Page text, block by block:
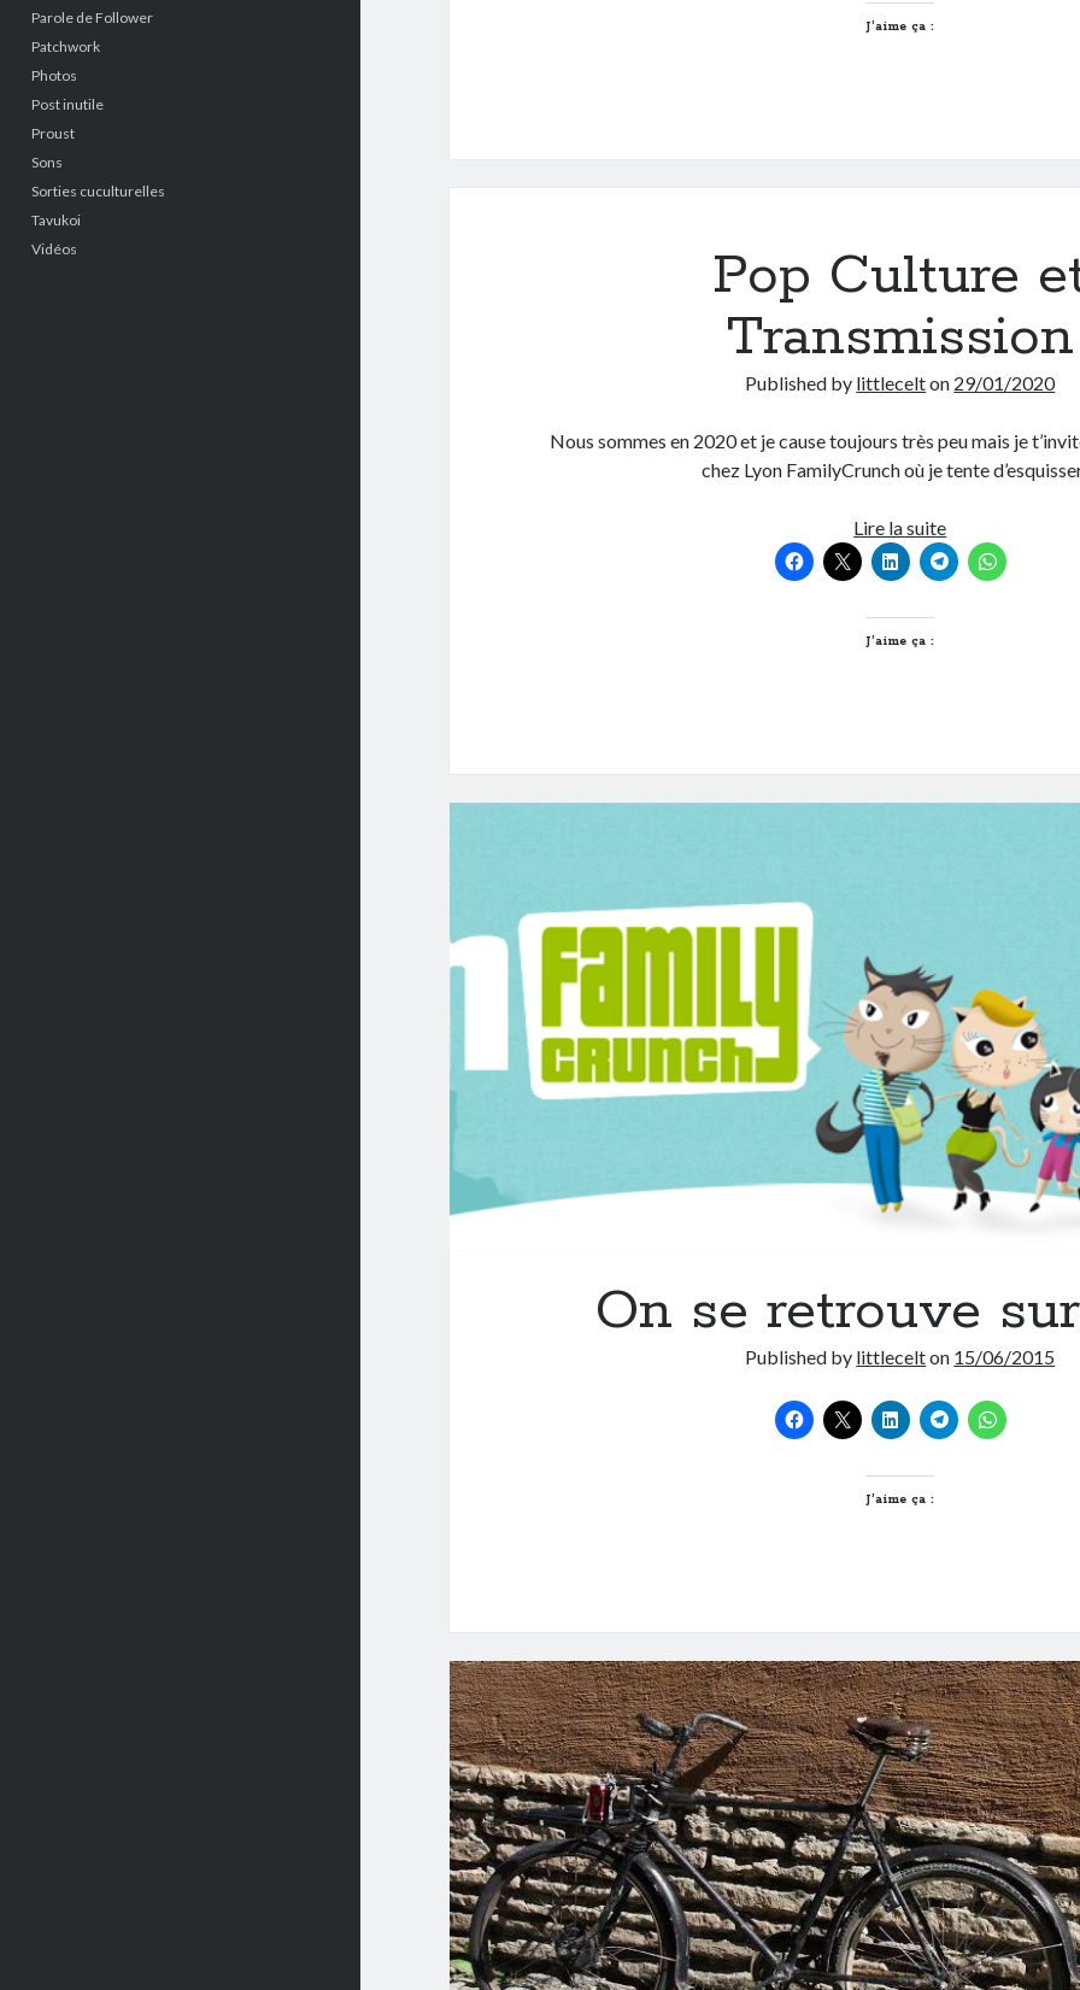
Parole de Follower
Patchwork
Photos
Post inutile
Proust
Sons
Sorties cuculturelles
Tavukoi
Vidéos
J’aime ça :
Pop Culture
Transmission
Published by littlecelton 29/01/2020
Nous sommes en 2020 et je cause toujours très peu mais je
chez Lyon FamilyCrunch où je tente
Lire la suitePop
Culture
et
J’aime ça :
On se retrouve
Published by littlecelton 15/06/2015
J’aime ça :